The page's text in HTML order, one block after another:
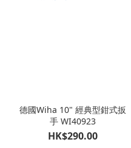
德國Wiha 10" 經典型鉗式扳
手 WI40923
HK$290.00